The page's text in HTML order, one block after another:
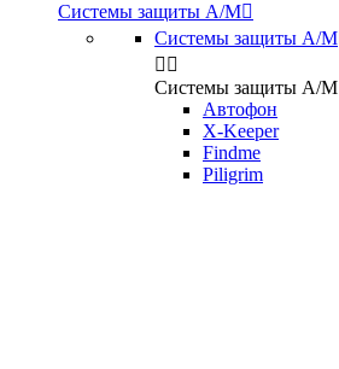
Системы защиты А/М
Системы защиты А/М
 
Системы защиты А/М
Автофон
X-Keeper
Findme
Piligrim